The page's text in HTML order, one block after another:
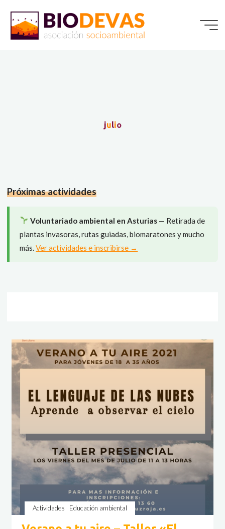
contenido
julio
Próximas actividades
Voluntariado ambiental en Asturias— Retirada de
plantas invasoras, rutas guiadas, biomaratones y mucho
más.Ver actividades e inscribirse →
Actividades Educación ambiental